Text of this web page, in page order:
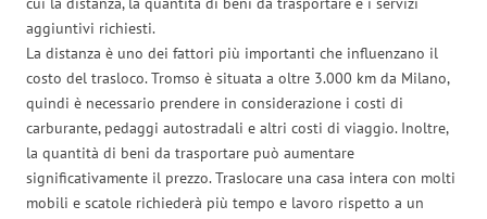
aggiuntivi richiesti.
La distanza è uno dei fattori più importanti che influenzano il
costo del trasloco. Tromso è situata a oltre 3.000 km da Milano,
quindi è necessario prendere in considerazione i costi di
carburante, pedaggi autostradali e altri costi di viaggio. Inoltre,
la quantità di beni da trasportare può aumentare
significativamente il prezzo. Traslocare una casa intera con molti
mobili e scatole richiederà più tempo e lavoro rispetto a un